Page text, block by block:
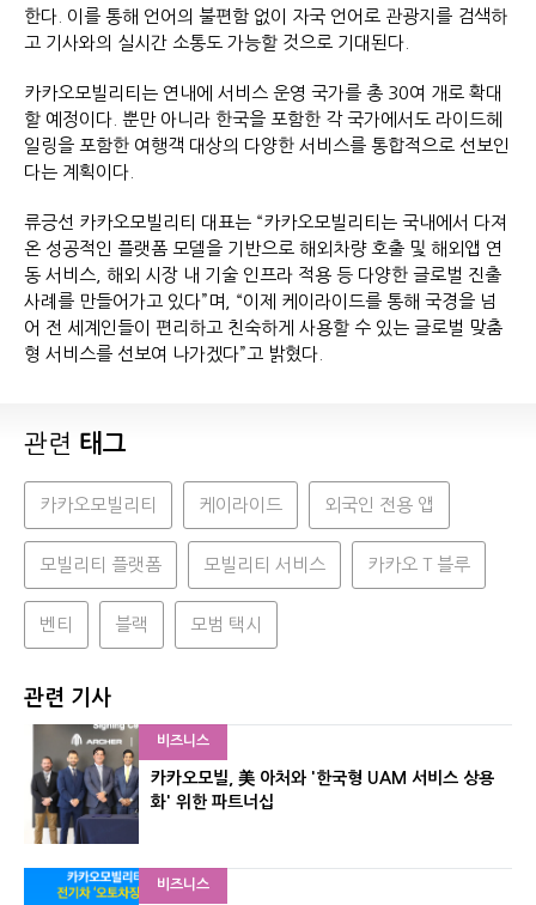
한다. 이를 통해 언어의 불편함 없이 자국 언어로 관광지를 검색하
고 기사와의 실시간 소통도 가능할 것으로 기대된다.
카카오모빌리티는 연내에 서비스 운영 국가를 총 30여 개로 확대
할 예정이다. 뿐만 아니라 한국을 포함한 각 국가에서도 라이드헤
일링을 포함한 여행객 대상의 다양한 서비스를 통합적으로 선보인
다는 계획이다.
류긍선 카카오모빌리티 대표는 “카카오모빌리티는 국내에서 다져
온 성공적인 플랫폼 모델을 기반으로 해외차량 호출 및 해외앱 연
동 서비스, 해외 시장 내 기술 인프라 적용 등 다양한 글로벌 진출
사례를 만들어가고 있다”며, “이제 케이라이드를 통해 국경을 넘
어 전 세계인들이 편리하고 친숙하게 사용할 수 있는 글로벌 맞춤
형 서비스를 선보여 나가겠다”고 밝혔다.
관련 태그
카카오모빌리티 케이라이드 외국인 전용 앱
모빌리티 플랫폼 모빌리티 서비스 카카오 T 블루
벤티 블랙 모범 택시
관련 기사
비즈니스
카카오모빌, 美 아처와 '한국형 UAM 서비스 상용
화' 위한 파트너십
비즈니스